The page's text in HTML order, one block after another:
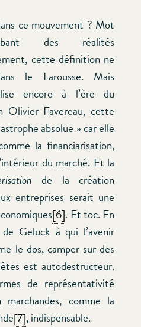
ce mouvement ? Mot
des réalités
cette définition ne
le Larousse. Mais
encore à l’ère du
Favereau, cette
absolue » car elle
la financiarisation,
du marché. Et la
de la création
entreprises serait une
[6]. Et toc. En
Geluck à qui l’avenir
le dos, camper sur des
est autodestructeur.
de représentativité
marchandes, comme la
[7], indispensable.